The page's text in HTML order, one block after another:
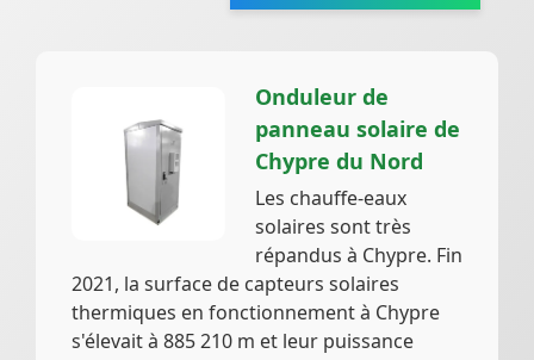
Onduleur de
panneau solaire de
Chypre du Nord
Les chauffe-eaux
solaires sont très
répandus à Chypre. Fin
2021, la surface de capteurs solaires
thermiques en fonctionnement à Chypre
s'élevait à 885 210 m et leur puissance